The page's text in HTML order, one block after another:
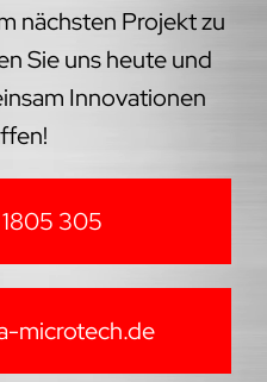
nächsten Projekt zu
Sie uns heute und
Innovationen
305
microtech.de